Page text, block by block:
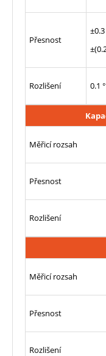
Přesnost
Rozlišení 0.1
Měřicí rozsah
Přesnost
Rozlišení
Měřicí rozsah
Přesnost
Rozlišení